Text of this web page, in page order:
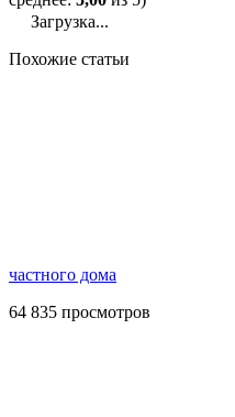
Загрузка...
Похожие статьи
частного дома
64 835 просмотров